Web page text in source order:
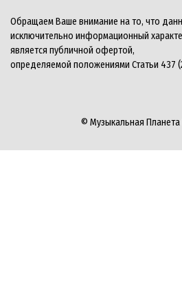
Обращаем Ваше внимание на то, что
исключительно информационный
является публичной офертой,
определяемой положениями Статьи 437
© Музыкальная Планета